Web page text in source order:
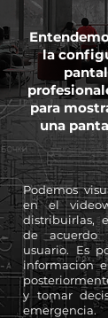
la
para
una
Podemos
en el
distribuirlas,
de acuerdo
usuario. Es
información
y tomar
emergencia.